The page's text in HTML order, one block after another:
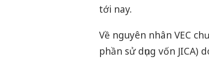
tới nay.
Về nguyên nhân VEC
phần sử dụng vốn